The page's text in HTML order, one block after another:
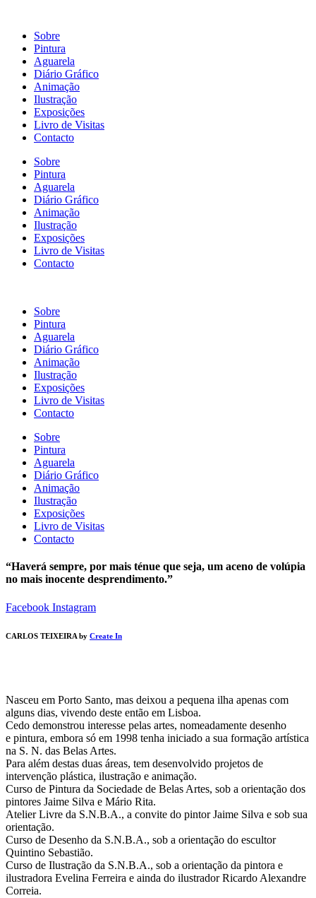
Sobre
Pintura
Aguarela
Diário Gráfico
Animação
Ilustração
Exposições
Livro de Visitas
Contacto
Sobre
Pintura
Aguarela
Diário Gráfico
Animação
Ilustração
Exposições
Livro de Visitas
Contacto
Sobre
Pintura
Aguarela
Diário Gráfico
Animação
Ilustração
Exposições
Livro de Visitas
Contacto
Sobre
Pintura
Aguarela
Diário Gráfico
Animação
Ilustração
Exposições
Livro de Visitas
Contacto
“Haverá sempre, por mais ténue que seja, um aceno de volúpia
no mais inocente desprendimento.”
Facebook Instagram
CARLOS TEIXEIRA by Create In
Nasceu em Porto Santo, mas deixou a pequena ilha apenas com
alguns dias, vivendo deste então em Lisboa.
Cedo demonstrou interesse pelas artes, nomeadamente desenho
e pintura, embora só em 1998 tenha iniciado a sua formação artística
na S. N. das Belas Artes.
Para além destas duas áreas, tem desenvolvido projetos de
intervenção plástica, ilustração e animação.
Curso de Pintura da Sociedade de Belas Artes, sob a orientação dos
pintores Jaime Silva e Mário Rita.
Atelier Livre da S.N.B.A., a convite do pintor Jaime Silva e sob sua
orientação.
Curso de Desenho da S.N.B.A., sob a orientação do escultor
Quintino Sebastião.
Curso de Ilustração da S.N.B.A., sob a orientação da pintora e
ilustradora Evelina Ferreira e ainda do ilustrador Ricardo Alexandre
Correia.